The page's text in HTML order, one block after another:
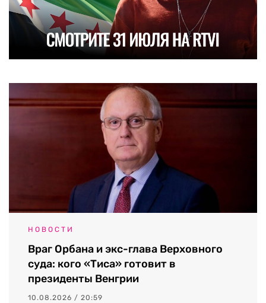
НОВОСТИ
Враг Орбана и экс-глава Верховного
суда: кого «Тиса» готовит в
президенты Венгрии
10.08.2026 / 20:59